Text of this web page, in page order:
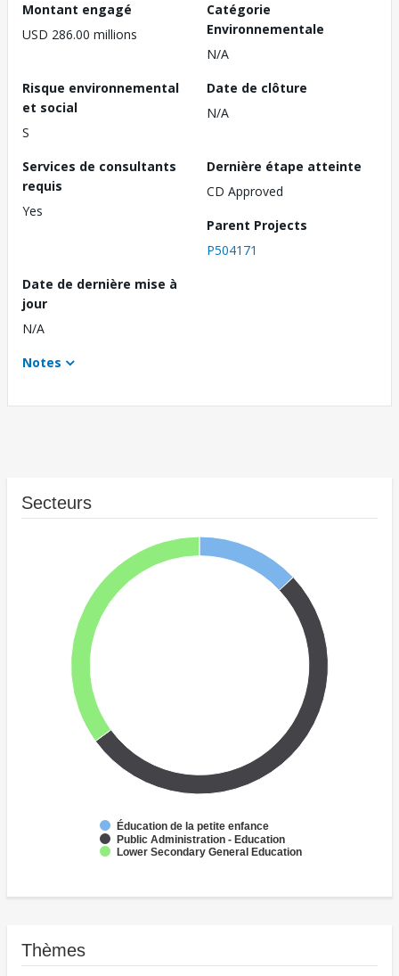
Montant engagé
USD 286.00 millions
Catégorie
Environnementale
N/A
Risque environnemental
et social
S
Date de clôture
N/A
Services de consultants
requis
Yes
Dernière étape atteinte
CD Approved
Parent Projects
P504171
Date de dernière mise à
jour
N/A
Notes
Secteurs
Éducation de la petite enfance
Public Administration - Education
Lower Secondary General Education
Thèmes